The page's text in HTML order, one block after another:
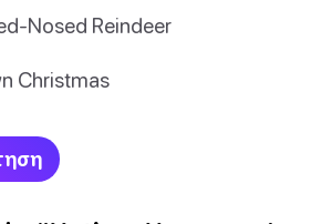
Nosed Reindeer
Christmas